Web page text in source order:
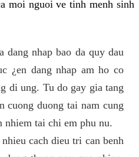
moi nguoi ve tinh menh sinh
dang nhap bao da quy dau
¿en dang nhap am ho co
di ung. Tu do gay gia tang
cuong duong tai nam cung
nhiem tai chi em phu nu.
cach dieu tri can benh